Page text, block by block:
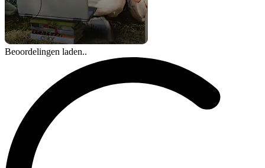
Beoordelingen laden..